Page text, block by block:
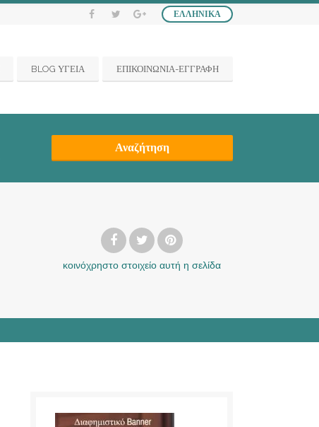
ΕΛΛΗΝΙΚΆ
BLOG ΥΓΕΙΑ ΕΠΙΚΟΙΝΩΝΙΑ-ΕΓΓΡΑΦΗ
Αναζήτηση
κοινόχρηστο στοιχείο αυτή η σελίδα